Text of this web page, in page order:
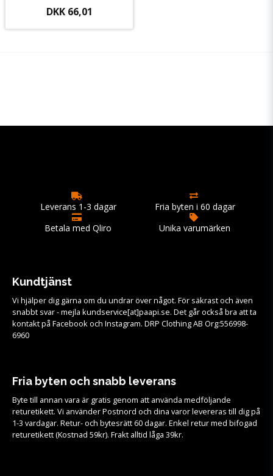
DKK 66,01
Leverans 1-3 dagar
Fria byten i 60 dagar
Betala med Qliro
Unika varumärken
Kundtjänst
Vi hjälper dig gärna om du undrar över något. För säkrast och även
snabbt svar - mejla kundservice[at]paapi.se. Det går också bra att ta
kontakt på Facebook och Instagram. DRP Clothing AB Org:556998-
6960
Fria byten och snabb leverans
Byte till annan vara är gratis genom att använda medföljande
returetikett. Vi använder Postnord och dina varor levereras till dig på
1-3 vardagar. Retur- och bytesrätt 60 dagar. Enkel retur med bifogad
returetikett (Kostnad 59kr). Frakt alltid låga 39kr.